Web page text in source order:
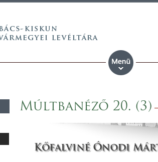
Múltbanéző 20. (3)